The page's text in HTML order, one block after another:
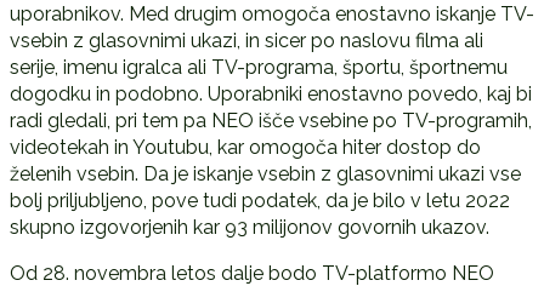
uporabnikov. Med drugim omogoča enostavno iskanje TV-
vsebin z glasovnimi ukazi, in sicer po naslovu filma ali
serije, imenu igralca ali TV-programa, športu, športnemu
dogodku in podobno. Uporabniki enostavno povedo, kaj bi
radi gledali, pri tem pa NEO išče vsebine po TV-programih,
videotekah in Youtubu, kar omogoča hiter dostop do
želenih vsebin. Da je iskanje vsebin z glasovnimi ukazi vse
bolj priljubljeno, pove tudi podatek, da je bilo v letu 2022
skupno izgovorjenih kar 93 milijonov govornih ukazov.
Od 28. novembra letos dalje bodo TV-platformo NEO